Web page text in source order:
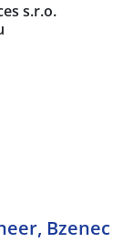
s.r.o.
Bzenec